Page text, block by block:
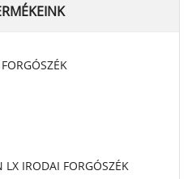
LX IRODAI FORGÓSZÉK